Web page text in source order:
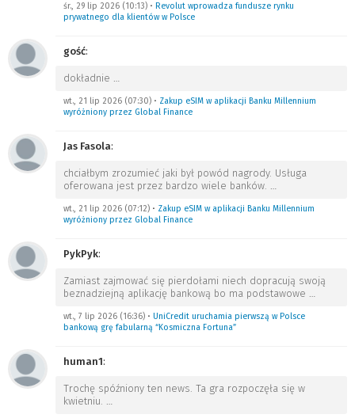
śr., 29 lip 2026 (10:13) • Revolut wprowadza fundusze rynku
prywatnego dla klientów w Polsce
gość:
dokładnie …
wt., 21 lip 2026 (07:30) • Zakup eSIM w aplikacji Banku Millennium
wyróżniony przez Global Finance
Jas Fasola:
chciałbym zrozumieć jaki był powód nagrody. Usługa
oferowana jest przez bardzo wiele banków. …
wt., 21 lip 2026 (07:12) • Zakup eSIM w aplikacji Banku Millennium
wyróżniony przez Global Finance
PykPyk:
Zamiast zajmować się pierdołami niech dopracują swoją
beznadziejną aplikację bankową bo ma podstawowe …
wt., 7 lip 2026 (16:36) • UniCredit uruchamia pierwszą w Polsce
bankową grę fabularną “Kosmiczna Fortuna”
human1:
Trochę spóźniony ten news. Ta gra rozpoczęła się w
kwietniu. …